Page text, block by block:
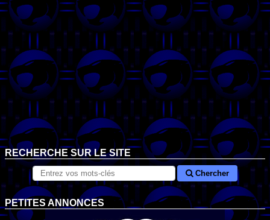
RECHERCHE SUR LE SITE
Chercher
PETITES ANNONCES